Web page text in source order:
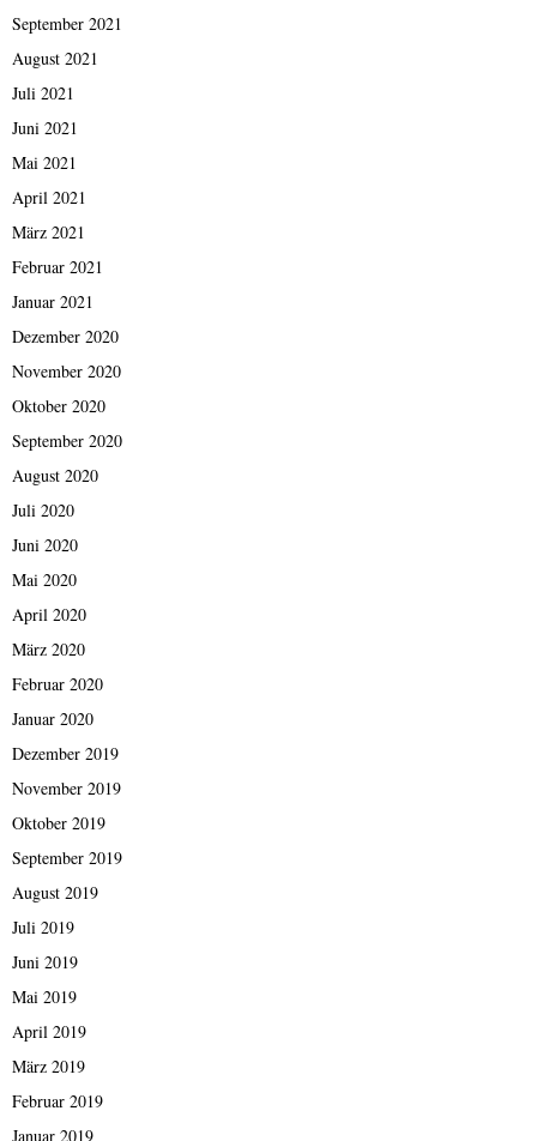
September 2021
August 2021
Juli 2021
Juni 2021
Mai 2021
April 2021
März 2021
Februar 2021
Januar 2021
Dezember 2020
November 2020
Oktober 2020
September 2020
August 2020
Juli 2020
Juni 2020
Mai 2020
April 2020
März 2020
Februar 2020
Januar 2020
Dezember 2019
November 2019
Oktober 2019
September 2019
August 2019
Juli 2019
Juni 2019
Mai 2019
April 2019
März 2019
Februar 2019
Januar 2019